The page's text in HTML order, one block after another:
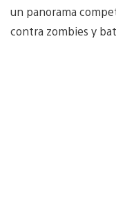
un panorama
contra zombies y